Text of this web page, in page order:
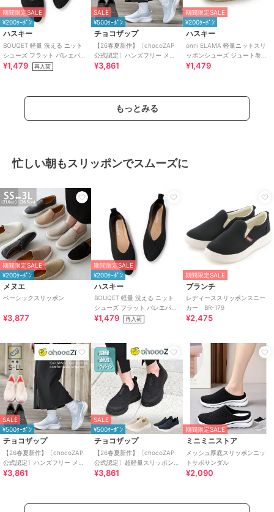
期間限定SALE
¥200ｸｰﾎﾟﾝ
ハスキー
BOUQET 軽量 洗える ニット
シューズ フラット バレエパン
プス スリッポン
¥1,479 再入荷
SALE
¥500ｸｰﾎﾟﾝ
チョコザップ
【26春夏新作】〔chocoZAP
公式認定〕ハンズフリー メッ
シュニット スリッポン
¥3,861
期間限定SALE
¥200ｸｰﾎﾟﾝ
ハスキー
onni ELAMA 軽量ニットスリ
ッポンシューズ ジュート巻き
風 エスパドリーユ
¥1,479
もっとみる
忙しい朝もスリッポンでスムーズに
期間限定SALE
¥200ｸｰﾎﾟﾝ
メヌエ
ベーシックスリッポン
¥3,877
期間限定SALE
¥200ｸｰﾎﾟﾝ
ハスキー
BOUQET 軽量 洗える ニット
シューズ フラット バレエパン
プス スリッポン
¥1,479 再入荷
期間限定SALE
ブランチ
レディーススリッポンスニー
カー BR-179
¥2,475
SALE
¥500ｸｰﾎﾟﾝ
チョコザップ
【26春夏新作】〔chocoZAP
公式認定〕ハンズフリー メッ
シュニット スリッポン
¥3,861
SALE
¥500ｸｰﾎﾟﾝ
チョコザップ
【26春夏新作】〔chocoZAP
公式認定〕超軽量スリッポン
スニーカー
¥3,861
期間限定SALE
ミニミニストア
メッシュ厚底スリッポンニッ
トサボサンダル
¥2,090